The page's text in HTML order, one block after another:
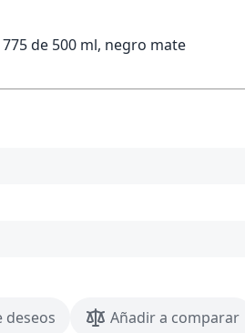
de 500 ml, negro mate
deseos Añadir a comparar